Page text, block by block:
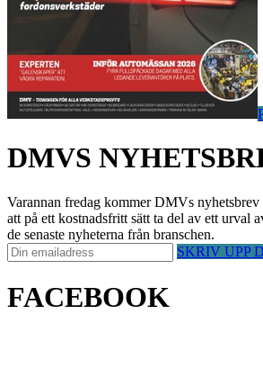
DMVS
Varannan fredag kommer DMVs
att på ett kostnadsfritt sätt ta del av ett urval
de senaste nyheterna från branschen.
SKRIV UPP
FACEBOOK